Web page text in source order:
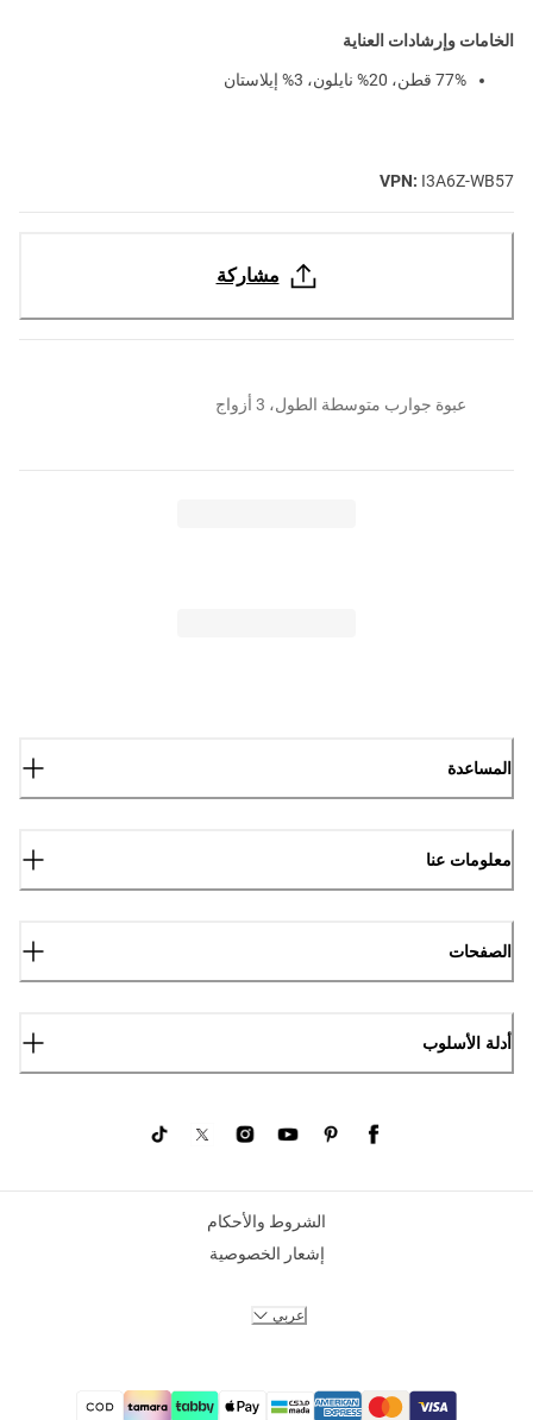
الخامات وإرشادات العناية
77% قطن، 20% نايلون، 3% إيلاستان
VPN: I3A6Z-WB57
مشاركة
عبوة جوارب متوسطة الطول، 3 أزواج
المساعدة
معلومات عنا
الصفحات
أدلة الأسلوب
الشروط والأحكام
إشعار الخصوصية
عربي